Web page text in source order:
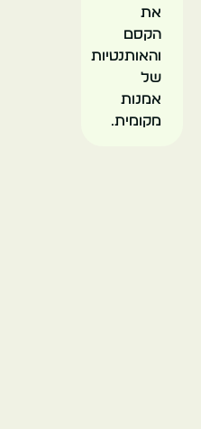
את
הקסם
והאותנטיות
של
אמנות
מקומית.